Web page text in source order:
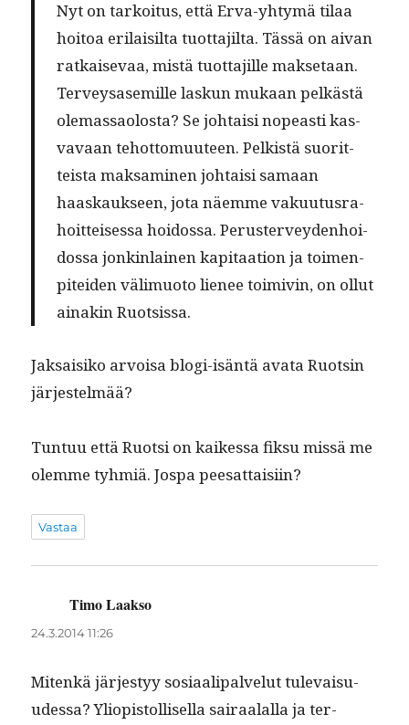
Nyt on tarkoi­tus, että Erva-yhtymä tilaa
hoitoa eri­laisil­ta tuot­ta­jil­ta. Tässä on aivan
ratkai­se­vaa, mis­tä tuot­ta­jille mak­se­taan.
Ter­veysasemille laskun mukaan pelkästä
ole­mas­saolosta? Se johtaisi nopeasti kas­
vavaan tehot­to­muu­teen. Pelk­istä suorit­
teista mak­sami­nen johtaisi samaan
haaskauk­seen, jota näemme vaku­u­tus­ra­
hoit­teises­sa hoi­dos­sa. Peruster­vey­den­hoi­
dos­sa jonkin­lainen kap­i­taa­tion ja toimen­
pitei­den välimuo­to lie­nee toimivin, on ollut
ainakin Ruotsissa.
Jak­saisiko arvoisa blo­gi-isän­tä ava­ta Ruotsin
järjestelmää?
Tun­tuu että Ruot­si on kaikessa fik­su mis­sä me
olemme tyh­miä. Jospa peesattaisiin?
Vastaa
Timo Laakso
24.3.2014 11:26
Mitenkä järjestyy sosi­aali­palve­lut tule­vaisu­
udessa? Yliopis­tol­lisel­la sairaalal­la ja ter­